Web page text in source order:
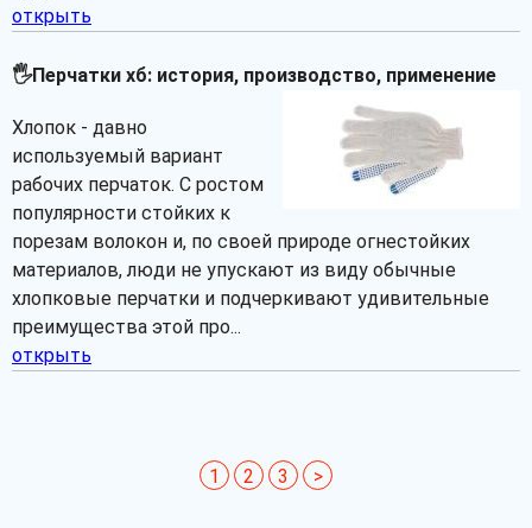
открыть
🖐Перчатки хб: история, производство, применение
Хлопок - давно
используемый вариант
рабочих перчаток. С ростом
популярности стойких к
порезам волокон и, по своей природе огнестойких
материалов, люди не упускают из виду обычные
хлопковые перчатки и подчеркивают удивительные
преимущества этой про...
открыть
1 2 3 >